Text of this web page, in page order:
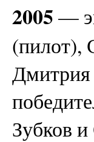
2005—
(пилот),
Дмитрия
Зубков